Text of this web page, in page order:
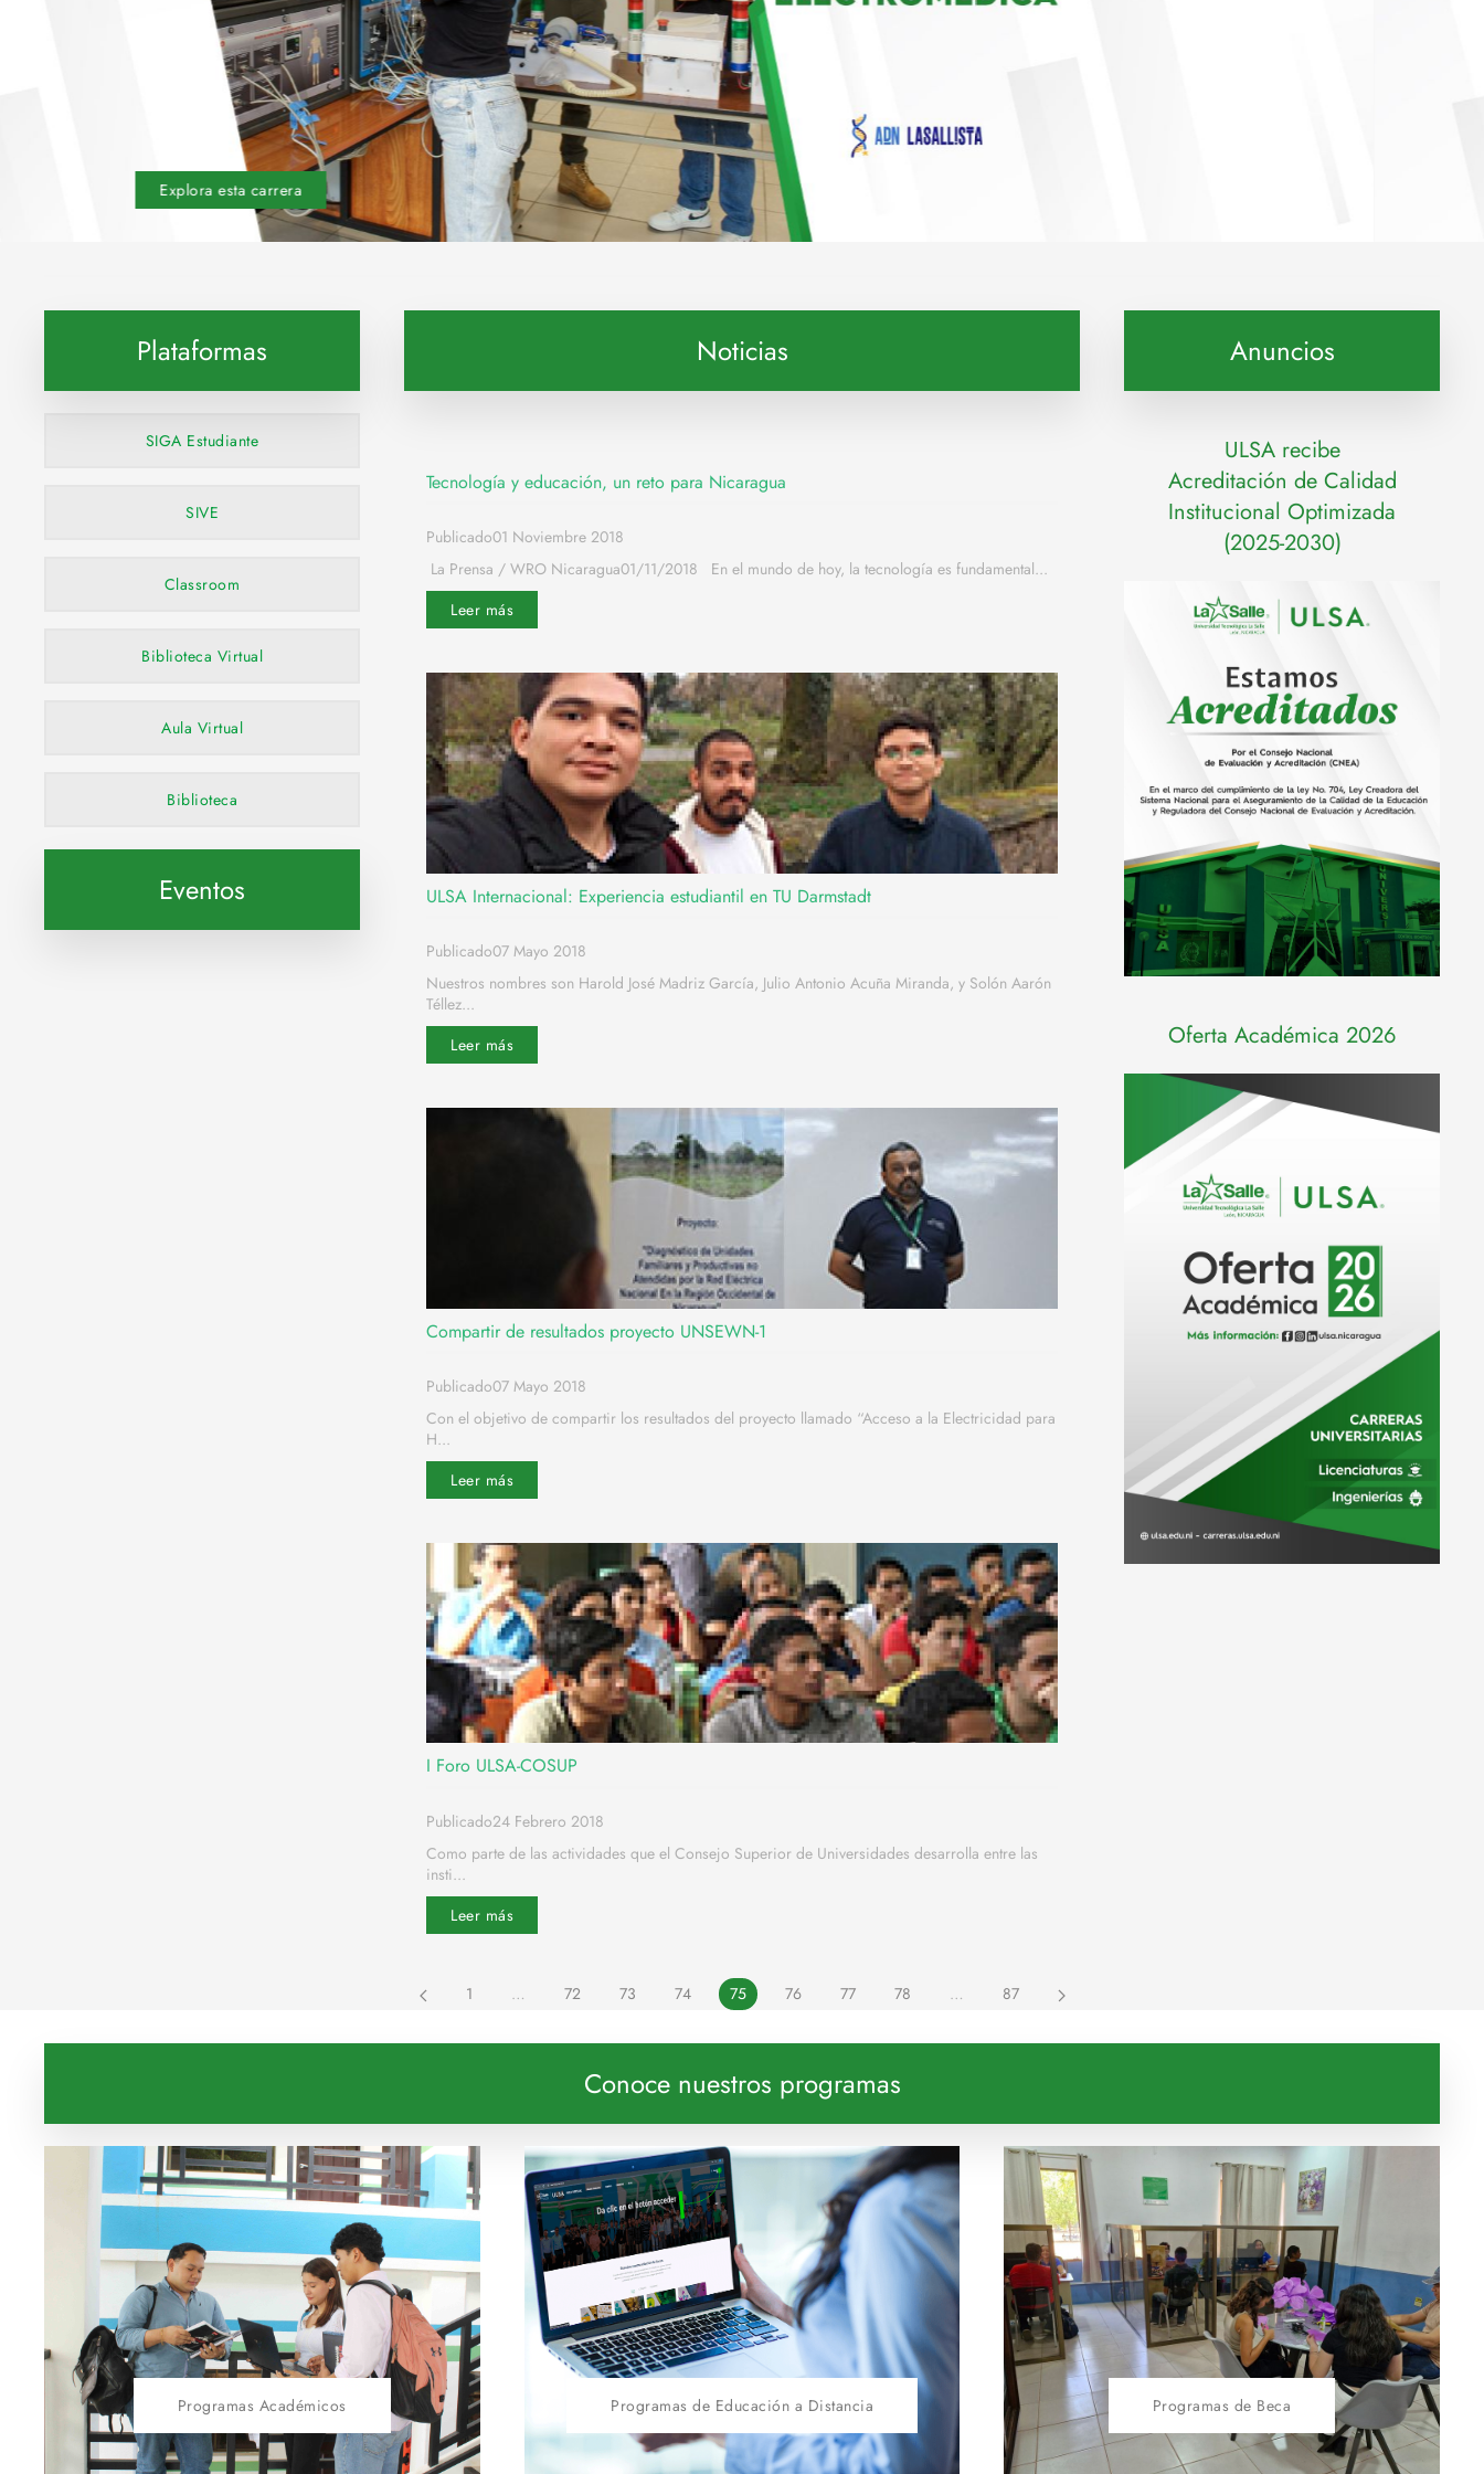
Explora esta carrera
Plataformas
SIGA Estudiante
SIVE
Classroom
Biblioteca Virtual
Aula Virtual
Biblioteca
Eventos
Noticias
Tecnología y educación, un reto para Nicaragua
Publicado01 Noviembre 2018
La Prensa / WRO Nicaragua01/11/2018 En el mundo de hoy, la tecnología es fundamental...
Leer más
ULSA Internacional: Experiencia estudiantil en TU Darmstadt
Publicado07 Mayo 2018
Nuestros nombres son Harold José Madriz García, Julio Antonio Acuña Miranda, y Solón Aarón
Téllez...
Leer más
Compartir de resultados proyecto UNSEWN-1
Publicado07 Mayo 2018
Con el objetivo de compartir los resultados del proyecto llamado “Acceso a la Electricidad para
H...
Leer más
I Foro ULSA-COSUP
Publicado24 Febrero 2018
Como parte de las actividades que el Consejo Superior de Universidades desarrolla entre las
insti...
Leer más
1 … 72 73 74 75 76 77 78 … 87
Anuncios
ULSA recibe
Acreditación de Calidad
Institucional Optimizada
(2025-2030)
Oferta Académica 2026
Conoce nuestros programas
Programas Académicos Programas de Educación a Distancia Programas de Beca